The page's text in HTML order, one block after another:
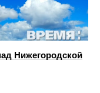
Нижегородской